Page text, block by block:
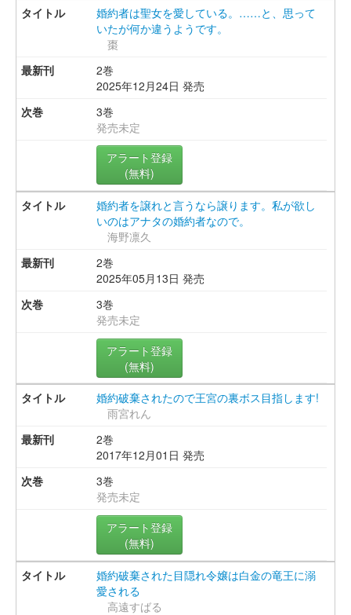
婚約者は聖女を愛している。……と、思って
いたが何か違うようです。
棗
2巻
2025年12月24日 発売
3巻
発売未定
アラート登録
(無料)
婚約者を譲れと言うなら譲ります。私が欲し
いのはアナタの婚約者なので。
海野凛久
2巻
2025年05月13日 発売
3巻
発売未定
アラート登録
(無料)
婚約破棄されたので王宮の裏ボス目指します!
雨宮れん
2巻
2017年12月01日 発売
3巻
発売未定
アラート登録
(無料)
婚約破棄された目隠れ令嬢は白金の竜王に溺
愛される
高遠すばる